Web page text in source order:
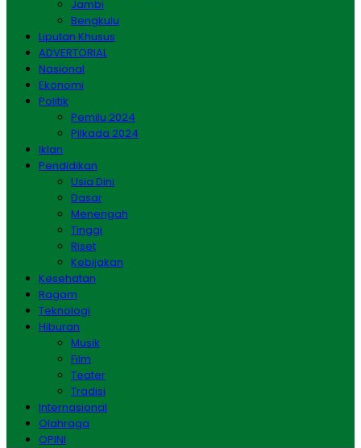
Jambi
Bengkulu
Liputan Khusus
ADVERTORIAL
Nasional
Ekonomi
Politik
Pemilu 2024
Pilkada 2024
Iklan
Pendidikan
Usia Dini
Dasar
Menengah
Tinggi
Riset
Kebijakan
Kesehatan
Ragam
Teknologi
Hiburan
Musik
Film
Teater
Tradisi
Internasional
Olahraga
OPINI